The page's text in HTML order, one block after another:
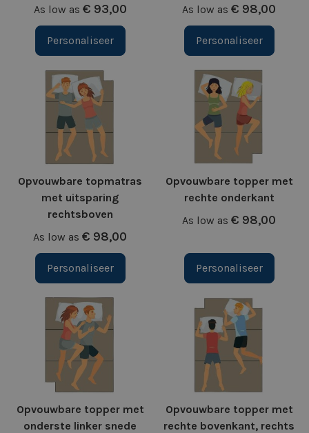
As low as € 93,00
Personaliseer
As low as € 98,00
Personaliseer
Opvouwbare topmatras
met uitsparing
rechtsboven
As low as € 98,00
Personaliseer
Opvouwbare topper met
rechte onderkant
As low as € 98,00
Personaliseer
Opvouwbare topper met
onderste linker snede
Opvouwbare topper met
rechte bovenkant, rechts